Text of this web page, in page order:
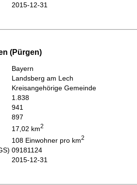
2015-12-31
(Pürgen)
Bayern
Landsberg am Lech
Kreisangehörige Gemeinde
1.838
941
897
17,02 km2
108 Einwohner pro km2
09181124
2015-12-31